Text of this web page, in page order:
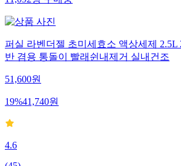
퍼실 라벤더젤 초미세효소 액상세제 2.5L
반 겸용 통돌이 빨래쉰내제거 실내건조
51,600원
19%41,740원
4.6